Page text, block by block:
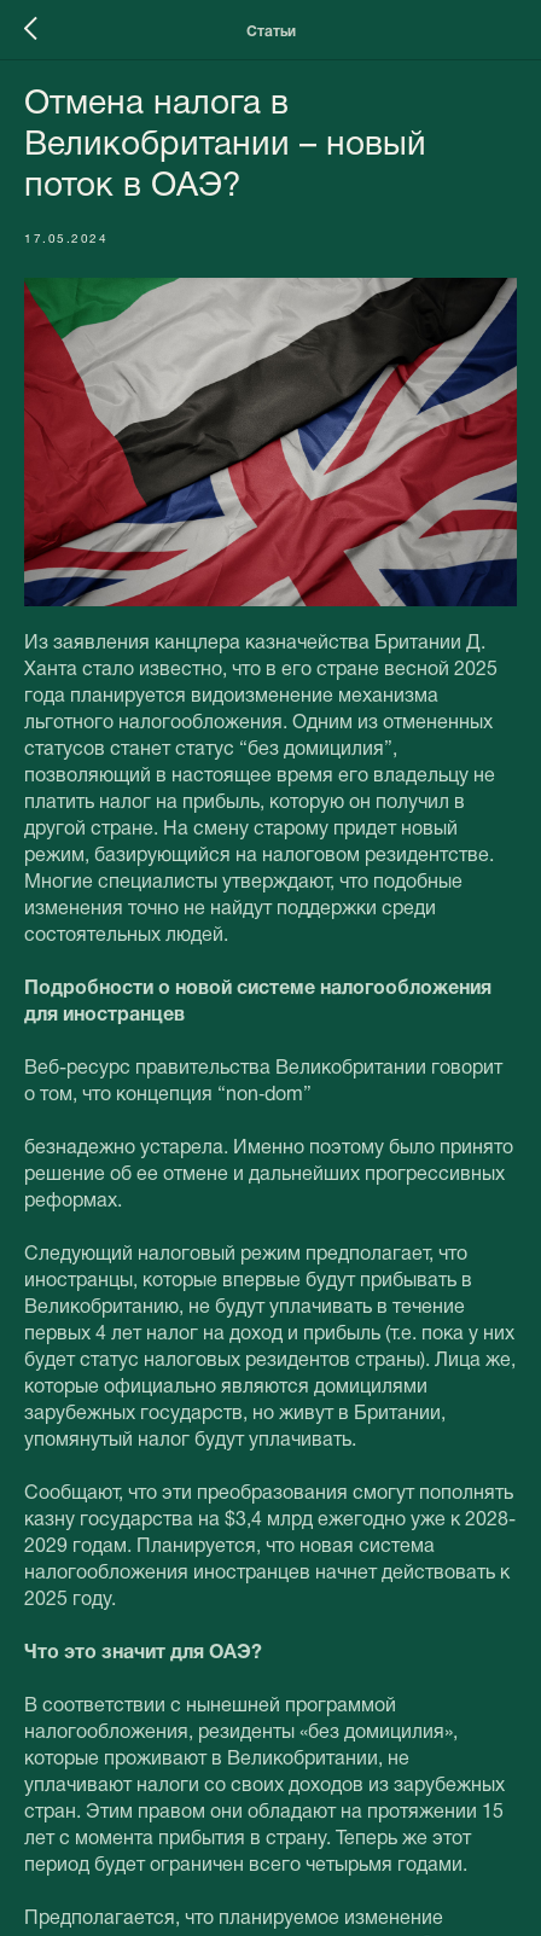
Статьи
Отмена налога в
Великобритании – новый
поток в ОАЭ?
17.05.2024
Из заявления канцлера казначейства Британии Д.
Ханта стало известно, что в его стране весной 2025
года планируется видоизменение механизма
льготного налогообложения. Одним из отмененных
статусов станет статус “без домицилия”,
позволяющий в настоящее время его владельцу не
платить налог на прибыль, которую он получил в
другой стране. На смену старому придет новый
режим, базирующийся на налоговом резидентстве.
Многие специалисты утверждают, что подобные
изменения точно не найдут поддержки среди
состоятельных людей.
Подробности о новой системе налогообложения
для иностранцев
Веб-ресурс правительства Великобритании говорит
о том, что концепция “non‑dom”
безнадежно устарела. Именно поэтому было принято
решение об ее отмене и дальнейших прогрессивных
реформах.
Следующий налоговый режим предполагает, что
иностранцы, которые впервые будут прибывать в
Великобританию, не будут уплачивать в течение
первых 4 лет налог на доход и прибыль (т.е. пока у них
будет статус налоговых резидентов страны). Лица же,
которые официально являются домицилями
зарубежных государств, но живут в Британии,
упомянутый налог будут уплачивать.
Сообщают, что эти преобразования смогут пополнять
казну государства на $3,4 млрд ежегодно уже к 2028-
2029 годам. Планируется, что новая система
налогообложения иностранцев начнет действовать к
2025 году.
Что это значит для ОАЭ?
В соответствии с нынешней программой
налогообложения, резиденты «без домицилия»,
которые проживают в Великобритании, не
уплачивают налоги со своих доходов из зарубежных
стран. Этим правом они обладают на протяжении 15
лет с момента прибытия в страну. Теперь же этот
период будет ограничен всего четырьмя годами.
Предполагается, что планируемое изменение